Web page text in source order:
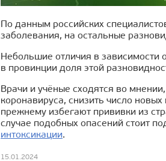
По данным российских
заболевания, на остальные
Небольшие отличия в зависимости
в провинции доля этой
Врачи и учёные сходятся во
коронавируса, снизить число
прежнему избегают прививки из
случае подобных опасений стоит
интоксикации.
15.01.2024